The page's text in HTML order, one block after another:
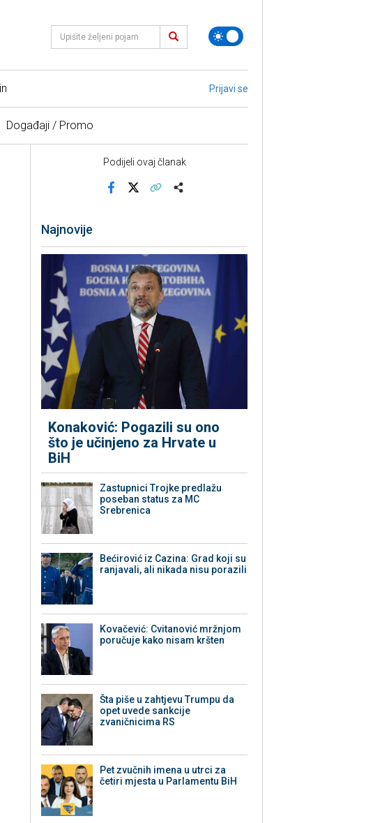
Prijavi se
Događaji / Promo
Podijeli ovaj članak
Najnovije
Konaković: Pogazili su ono
što je učinjeno za Hrvate u
BiH
Zastupnici Trojke predlažu
poseban status za MC
Srebrenica
Bećirović iz Cazina: Grad koji su
ranjavali, ali nikada nisu porazili
Kovačević: Cvitanović mržnjom
poručuje kako nisam kršten
Šta piše u zahtjevu Trumpu da
opet uvede sankcije
zvaničnicima RS
Pet zvučnih imena u utrci za
četiri mjesta u Parlamentu BiH